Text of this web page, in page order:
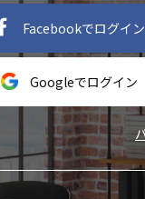
Facebookでログイン
Googleでログイン